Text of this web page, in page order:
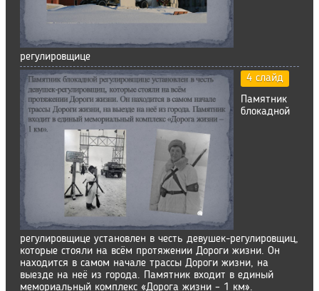
регулировщице
4 слайд
Памятник
блокадной
регулировщице установлен в честь девушек-регулировщиц,
которые стояли на всём протяжении Дороги жизни. Он
находится в самом начале трассы Дороги жизни, на
выезде на неё из города. Памятник входит в единый
мемориальный комплекс «Дорога жизни – 1 км».